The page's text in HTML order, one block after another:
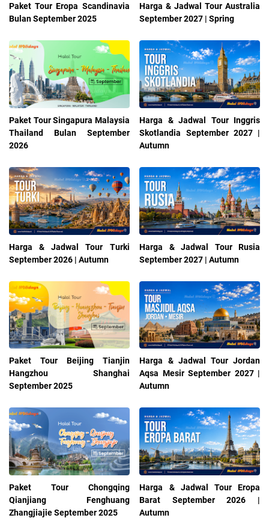
Paket Tour Eropa Scandinavia
Bulan September 2025
Harga & Jadwal Tour Australia
September 2027 | Spring
Paket Tour Singapura Malaysia
Thailand Bulan September
2026
Harga & Jadwal Tour Inggris
Skotlandia September 2027 |
Autumn
Harga & Jadwal Tour Turki
September 2026 | Autumn
Harga & Jadwal Tour Rusia
September 2027 | Autumn
Paket Tour Beijing Tianjin
Hangzhou Shanghai
September 2025
Harga & Jadwal Tour Jordan
Aqsa Mesir September 2027 |
Autumn
Paket Tour Chongqing
Qianjiang Fenghuang
Zhangjiajie September 2025
Harga & Jadwal Tour Eropa
Barat September 2026 |
Autumn